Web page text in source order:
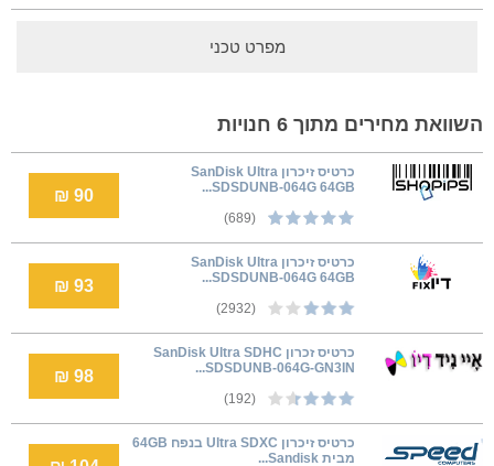
מפרט טכני
השוואת מחירים מתוך 6 חנויות
כרטיס זיכרון SanDisk Ultra
SDSDUNB-064G 64GB...
(689)
90 ₪
כרטיס זיכרון SanDisk Ultra
SDSDUNB-064G 64GB...
(2932)
93 ₪
כרטיס זכרון SanDisk Ultra SDHC
SDSDUNB-064G-GN3IN...
(192)
98 ₪
כרטיס זיכרון Ultra SDXC בנפח 64GB
מבית Sandisk...